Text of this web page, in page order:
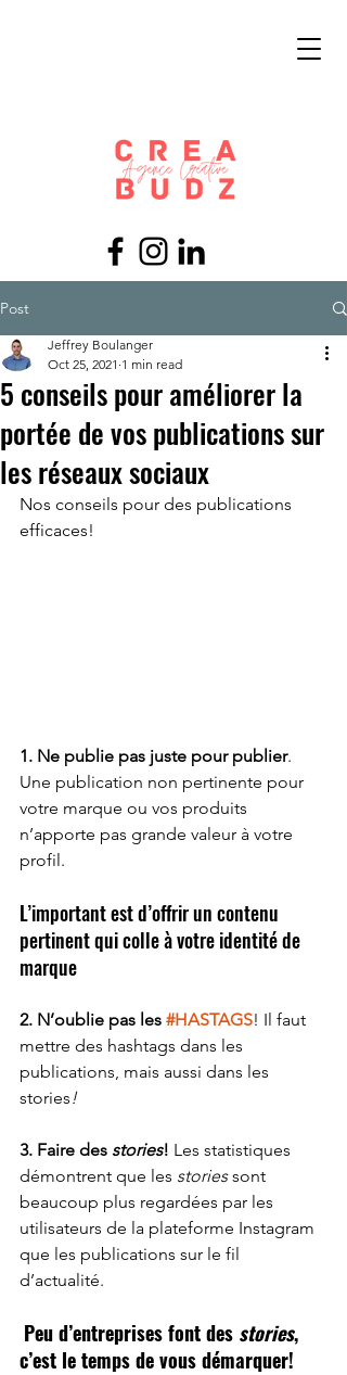
Post
5 conseils pour améliorer la
portée de vos publications sur
les réseaux sociaux
Jeffrey Boulanger
Oct 25, 2021 1 min read
Nos conseils pour des publications
efficaces!
1. Ne publie pas juste pour publier.
Une publication non pertinente pour
votre marque ou vos produits
n’apporte pas grande valeur à votre
profil.
L’important est d’offrir un contenu
pertinent qui colle à votre identité de
marque
2. N’oublie pas les #HASTAGS! Il faut
mettre des hashtags dans les
publications, mais aussi dans les
stories!
3. Faire des stories! Les statistiques
démontrent que les stories sont
beaucoup plus regardées par les
utilisateurs de la plateforme Instagram
que les publications sur le fil
d’actualité.
Peu d’entreprises font des stories,
c’est le temps de vous démarquer!